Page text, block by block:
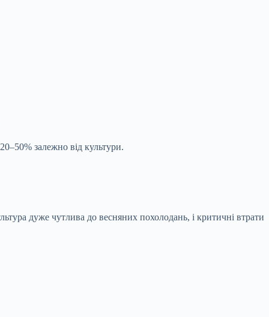
залежно від культури.
дуже чутлива до весняних похолодань, і критичні втрати